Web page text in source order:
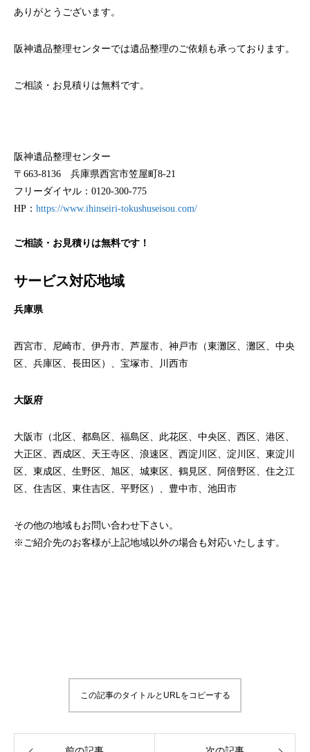
ありがとうございます。
阪神遺品整理センターでは遺品整理のご依頼も承っております。
ご相談・お見積りは無料です。
阪神遺品整理センター
〒663-8136 兵庫県西宮市笠屋町8-21
フリーダイヤル：0120-300-775
HP： https://www.ihinseiri-tokushuseisou.com/
ご相談・お見積りは無料です！
サービス対応地域
兵庫県
西宮市、尼崎市、伊丹市、芦屋市、神戸市（東灘区、灘区、中央
区、兵庫区、長田区）、宝塚市、川西市
大阪府
大阪市（北区、都島区、福島区、此花区、中央区、西区、港区、
大正区、西成区、天王寺区、浪速区、西淀川区、淀川区、東淀川
区、東成区、生野区、旭区、城東区、鶴見区、阿倍野区、住之江
区、住吉区、東住吉区、平野区）、豊中市、池田市
その他の地域もお問い合わせ下さい。
※ご紹介先のお客様が上記地域以外の場合も対応いたします。
この記事のタイトルとURLをコピーする